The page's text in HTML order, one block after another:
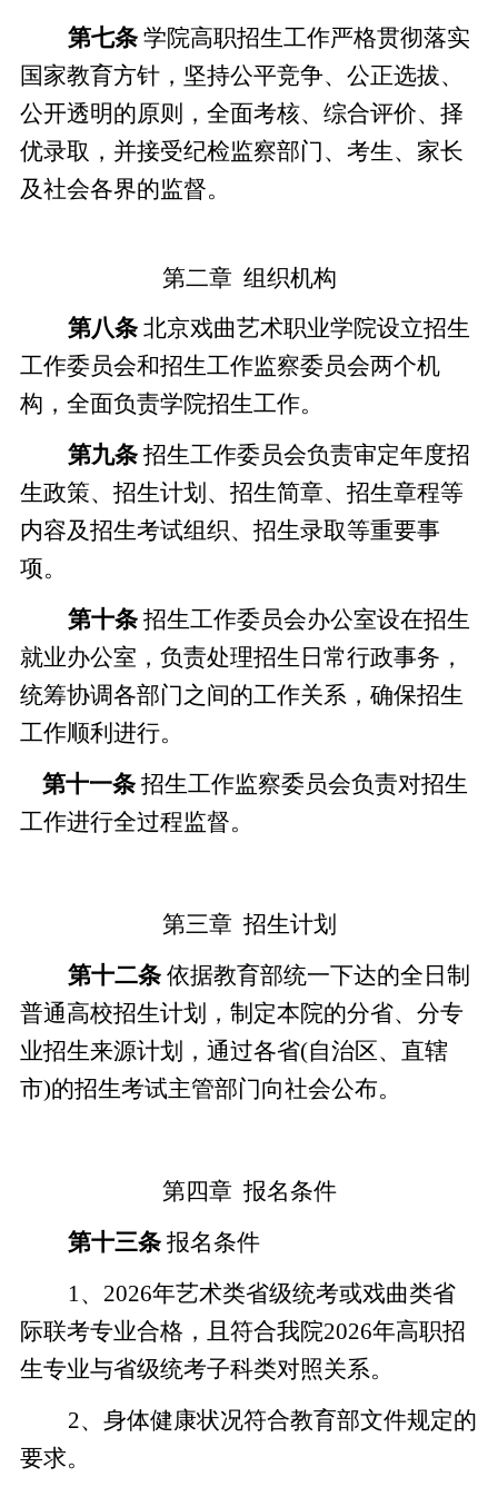
第七条 学院高职招生工作严格贯彻落实
国家教育方针，坚持公平竞争、公正选拔、
公开透明的原则，全面考核、综合评价、择
优录取，并接受纪检监察部门、考生、家长
及社会各界的监督。
第二章 组织机构
第八条 北京戏曲艺术职业学院设立招生
工作委员会和招生工作监察委员会两个机
构 ， 全面负责学院招生工作。
第九条 招生工作委员会负责审定年度招
生政策、招生计划、招生简章、招生章程等
内容及招生考试组织、招生录取等重要事
项。
第十条 招生工作委员会办公室设在招生
就业办公室，负责处理招生日常行政事务，
统筹协调各部门之间的工作关系，确保招生
工作顺利进行。
第十一条 招生工作监察委员会负责对招生
工作进行全过程监督。
第三章 招生计划
第十二条 依据教育部统一下达的全日制
普通高校招生计划，制定本院的分省、分专
业招生来源计划，通过各省(自治区、直辖
市)的招生考试主管部门向社会公布。
第四章 报名条件
第十三条 报名条件
1、 2026年艺术类省级统考或戏曲类省
际联考专业合格，且符合我院2026年高职招
生专业与省级统考子科类对照关系。
2、身体健康状况符合教育部文件规定的
要求。